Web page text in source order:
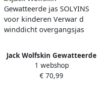
Jack Wolfskin Gewatteerde
jas SOLYINS voor kinderen
Verwar d winddicht
1 webshop
€ 70,99